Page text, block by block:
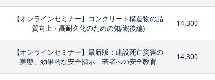
【オンラインセミナー】コンクリート構造物の品
質向上・高耐久化のための知識(後編)
14,300
【オンラインセミナー】最新版：建設死亡災害の
実態、効果的な安全指示、若者への安全教育
14,300